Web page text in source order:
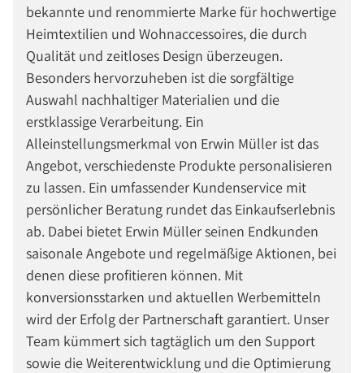
bekannte und renommierte Marke für hochwertige
Heimtextilien und Wohnaccessoires, die durch
Qualität und zeitloses Design überzeugen.
Besonders hervorzuheben ist die sorgfältige
Auswahl nachhaltiger Materialien und die
erstklassige Verarbeitung. Ein
Alleinstellungsmerkmal von Erwin Müller ist das
Angebot, verschiedenste Produkte personalisieren
zu lassen. Ein umfassender Kundenservice mit
persönlicher Beratung rundet das Einkaufserlebnis
ab. Dabei bietet Erwin Müller seinen Endkunden
saisonale Angebote und regelmäßige Aktionen, bei
denen diese profitieren können. Mit
konversionsstarken und aktuellen Werbemitteln
wird der Erfolg der Partnerschaft garantiert. Unser
Team kümmert sich tagtäglich um den Support
sowie die Weiterentwicklung und die Optimierung